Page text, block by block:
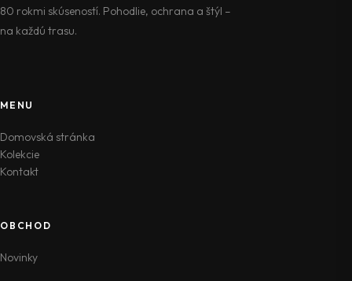
80 rokmi skúseností. Pohodlie, ochrana a štýl –
na každú trasu.
MENU
Domovská stránka
Kolekcie
Kontakt
OBCHOD
Novinky